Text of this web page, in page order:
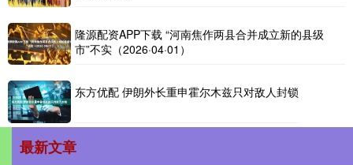
隆源配资APP下载 “河南焦作两县合并成立新的县级
市”不实（2026·04·01）
东方优配 伊朗外长重申霍尔木兹只对敌人封锁
最新文章